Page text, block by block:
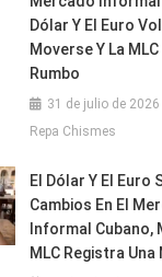
Dólar Y El Euro
Moverse Y La
Rumbo
31 de julio de 2026
Repa Chismes
El Dólar Y El Euro
Cambios En El
Informal Cubano,
MLC Registra Una